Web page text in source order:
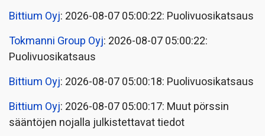
Bittium Oyj: 2026-08-07 05:00:22: Puolivuosikatsaus
Tokmanni Group Oyj: 2026-08-07 05:00:22:
Puolivuosikatsaus
Bittium Oyj: 2026-08-07 05:00:18: Puolivuosikatsaus
Bittium Oyj: 2026-08-07 05:00:17: Muut pörssin
sääntöjen nojalla julkistettavat tiedot